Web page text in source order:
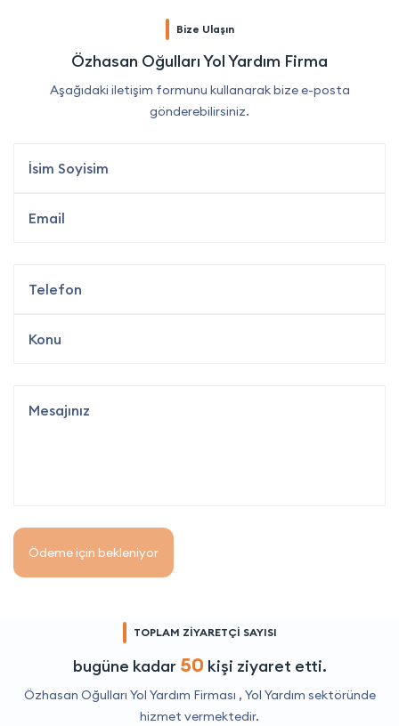
Bize Ulaşın
Özhasan Oğulları Yol Yardım Firma
Aşağıdaki iletişim formunu kullanarak bize e-posta
gönderebilirsiniz.
Ödeme için bekleniyor
TOPLAM ZİYARETÇİ SAYISI
bugüne kadar 50 kişi ziyaret etti.
Özhasan Oğulları Yol Yardım Firması , Yol Yardım sektöründe
hizmet vermektedir.